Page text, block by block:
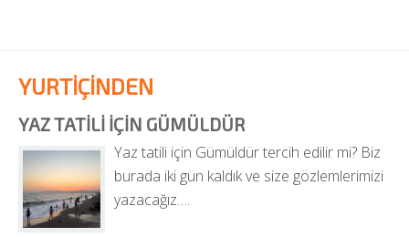
YURTİÇİNDEN
YAZ TATILI İÇIN GÜMÜLDÜR
Yaz tatili için Gümüldür tercih edilir mi? Biz
burada iki gün kaldık ve size gözlemlerimizi
yazacağız….